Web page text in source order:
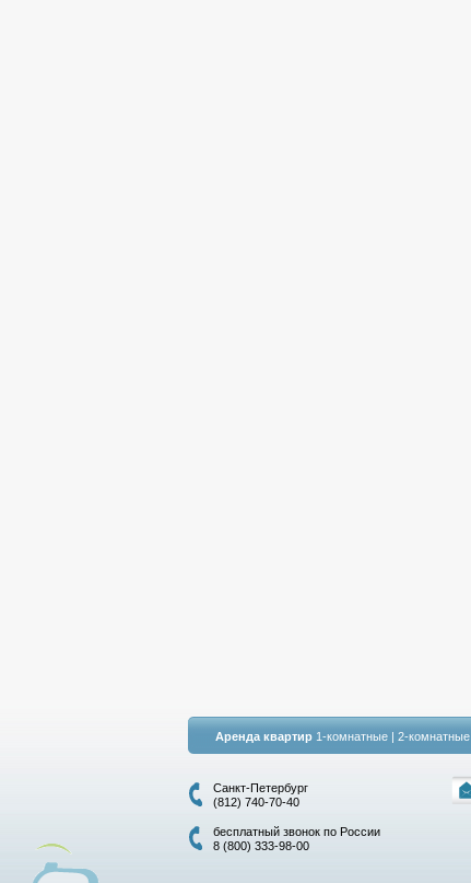
Аренда квартир 1-комнатные | 2-комнатные
Санкт-Петербург
(812) 740-70-40
бесплатный звонок по России
8 (800) 333-98-00